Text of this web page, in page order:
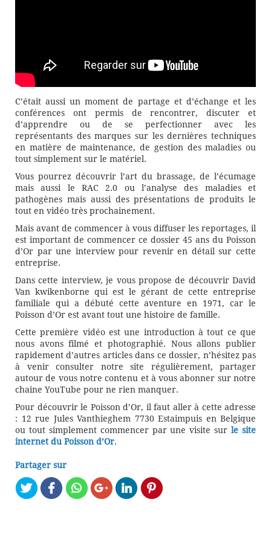
C’était aussi un moment de partage et d’échange et les
conférences ont permis de rencontrer, discuter et
d’apprendre ou de se perfectionner avec les
représentants des marques sur les dernières techniques
en matière de maintenance, de gestion des maladies ou
tout simplement sur le matériel.
Vous pourrez découvrir l’art du brassage, de l’écumage
mais aussi le RAC 2.0 ou l’analyse des maladies et
pathogènes mais aussi des présentations de produits le
tout en vidéo très prochainement.
Mais avant de commencer à vous diffuser les reportages, il
est important de commencer ce dossier 45 ans du Poisson
d’Or par une interview pour revenir en détail sur cette
entreprise.
Dans cette interview, je vous propose de découvrir David
Van kwikenborne qui est le gérant de cette entreprise
familiale qui a débuté cette aventure en 1971, car le
Poisson d’Or est avant tout une histoire de famille.
Cette première vidéo est une introduction à tout ce que
nous avons filmé et photographié. Nous allons publier
rapidement d’autres articles dans ce dossier, n’hésitez pas
à venir consulter notre site régulièrement, partager
autour de vous notre contenu et à vous abonner sur notre
chaine YouTube pour ne rien manquer.
Pour découvrir le Poisson d’Or, il faut aller à cette adresse
: 12 rue Jules Vanthieghem 7730 Estaimpuis en Belgique
ou tout simplement commencer par une visite surle site
internet du Poisson d’Or.
Partager sur